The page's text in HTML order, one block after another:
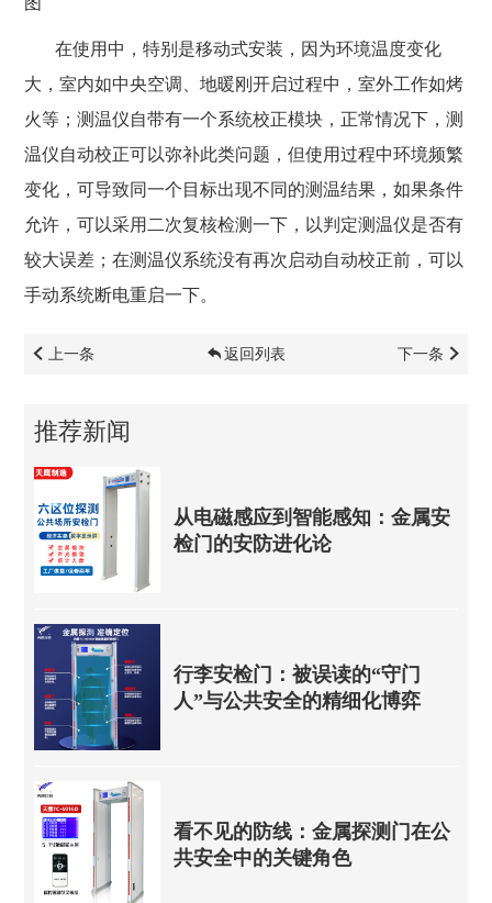
在使用中，特别是移动式安装，因为环境温度变化
大，室内如中央空调、地暖刚开启过程中，室外工作如烤
火等；测温仪自带有一个系统校正模块，正常情况下，测
温仪自动校正可以弥补此类问题，但使用过程中环境频繁
变化，可导致同一个目标出现不同的测温结果，如果条件
允许，可以采用二次复核检测一下，以判定测温仪是否有
较大误差；在测温仪系统没有再次启动自动校正前，可以
手动系统断电重启一下。
上一条 返回列表 下一条
推荐新闻
从电磁感应到智能感知：金属安
检门的安防进化论
行李安检门：被误读的“守门
人”与公共安全的精细化博弈
看不见的防线：金属探测门在公
共安全中的关键角色